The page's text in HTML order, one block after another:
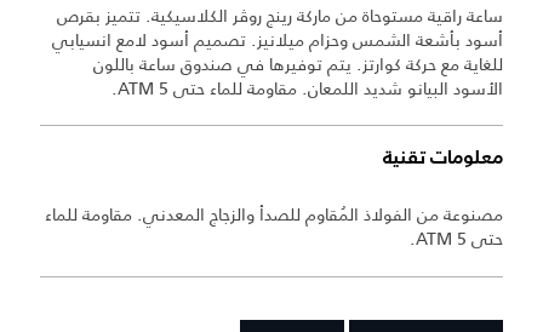
ساعة راقية مستوحاة من ماركة رينج روڤر الكلاسيكية. تتميز بقرص
أسود بأشعة الشمس وحزام ميلانيز. تصميم أسود لامع انسيابي
للغاية مع حركة كوارتز. يتم توفيرها في صندوق ساعة باللون
الأسود البيانو شديد اللمعان. مقاومة للماء حتى 5 ATM.
معلومات تقنية
مصنوعة من الفولاذ المُقاوم للصدأ والزجاج المعدني. مقاومة للماء
حتى 5 ATM.